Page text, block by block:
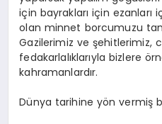
için bayrakları için ezanları
olan minnet borcumuzu
Gazilerimiz ve şehitlerimiz,
fedakarlalıklarıyla bizlere
kahramanlardır.
Dünya tarihine yön vermiş